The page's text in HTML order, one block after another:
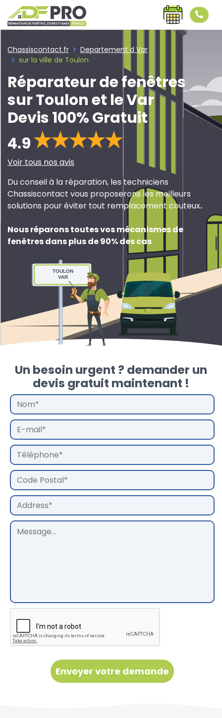
Chassiscontact.fr
Departement d Var
sur la ville de Toulon
Réparateur de fenêtres
sur Toulon et le Var
Devis 100% Gratuit
4.9
Voir tous nos avis
Du conseil à la réparation, les techniciens
Chassiscontact vous proposerons les meilleurs
solutions pour éviter tout remplacement couteux.
Nous réparons toutes vos mécanismes de
fenêtres dans plus de 90% des cas
TOULON
VAR
Un besoin urgent ? demander un
devis gratuit maintenant !